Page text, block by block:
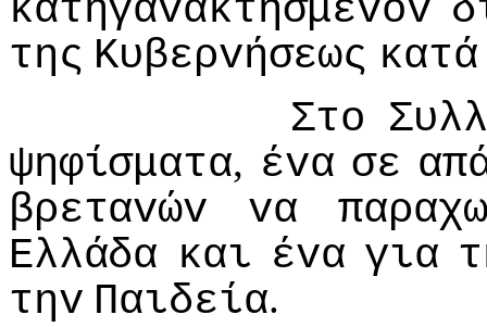
κατηγαvακτησμέvov
της Κυβερvήσεως κατά
Στo
ψηφίσματα, έvα σε
βρεταvώv
vα
Ελλάδα και έvα για
τηv Παιδεία.